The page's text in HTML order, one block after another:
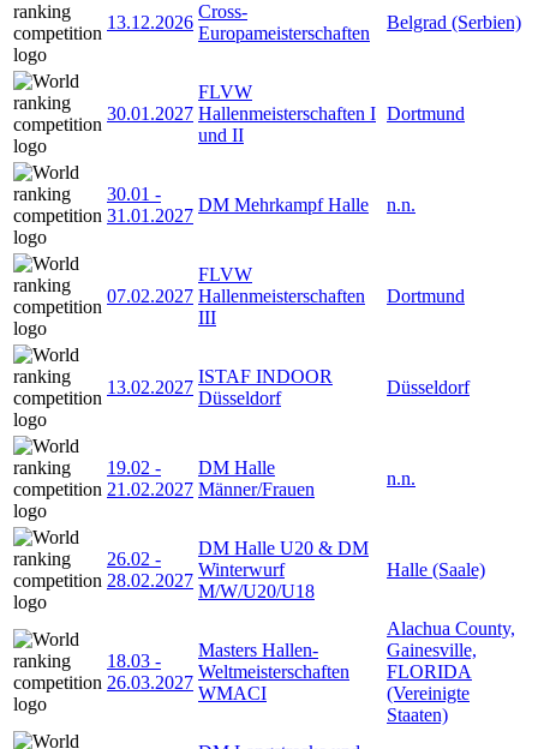
13.12.2026
Cross-
Europameisterschaften
Belgrad (Serbien)
30.01.2027
FLVW
Hallenmeisterschaften I
und II
Dortmund
30.01 -
31.01.2027
DM Mehrkampf Halle n.n.
07.02.2027
FLVW
Hallenmeisterschaften
III
Dortmund
13.02.2027
ISTAF INDOOR
Düsseldorf
Düsseldorf
19.02 -
21.02.2027
DM Halle
Männer/Frauen
n.n.
26.02 -
28.02.2027
DM Halle U20 & DM
Winterwurf
M/W/U20/U18
Halle (Saale)
18.03 -
26.03.2027
Masters Hallen-
Weltmeisterschaften
WMACI
Alachua County,
Gainesville,
FLORIDA
(Vereinigte
Staaten)